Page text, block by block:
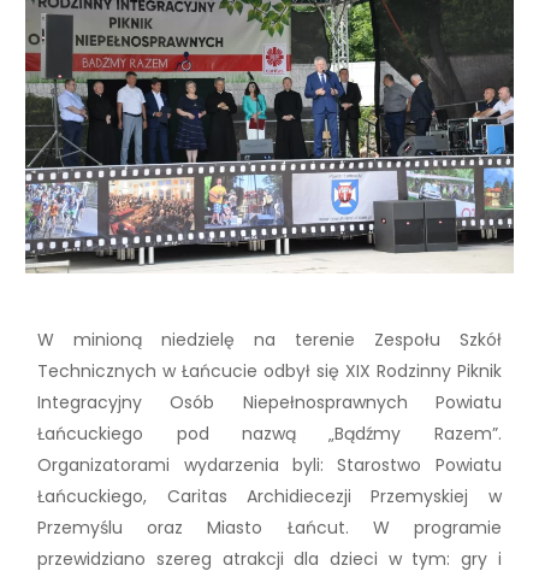
W minioną niedzielę na terenie Zespołu Szkół
Technicznych w Łańcucie odbył się XIX Rodzinny Piknik
Integracyjny Osób Niepełnosprawnych Powiatu
Łańcuckiego pod nazwą „Bądźmy Razem”.
Organizatorami wydarzenia byli: Starostwo Powiatu
Łańcuckiego, Caritas Archidiecezji Przemyskiej w
Przemyślu oraz Miasto Łańcut. W programie
przewidziano szereg atrakcji dla dzieci w tym: gry i